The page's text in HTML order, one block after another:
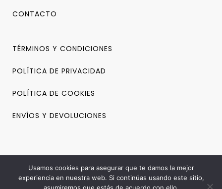
CONTACTO
TÉRMINOS Y CONDICIONES
POLÍTICA DE PRIVACIDAD
POLÍTICA DE COOKIES
ENVÍOS Y DEVOLUCIONES
Usamos cookies para asegurar que te damos la mejor
experiencia en nuestra web. Si continúas usando este sitio,